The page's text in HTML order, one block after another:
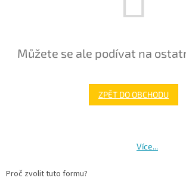
Můžete se ale podívat na
ZPĚT DO OBCHODU
Více...
Proč zvolit tuto formu?